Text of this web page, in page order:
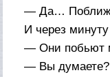
— Да…
И через
— Они побьют
— Вы думаете?